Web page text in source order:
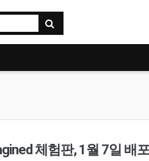
체험판, 1월 7일 배포